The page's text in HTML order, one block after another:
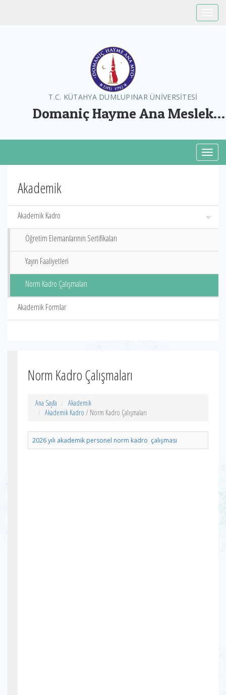
T.C. KÜTAHYA DUMLUPINAR ÜNİVERSİTESİ
Domaniç Hayme Ana Meslek
Akademik
Akademik Kadro
Öğretim Elemanlarının Sertifikaları
Yayın Faaliyetleri
Norm Kadro Çalışmaları
Akademik Formlar
Norm Kadro Çalışmaları
Ana Sayfa
Akademik
Akademik Kadro / Norm Kadro Çalışmaları
2026 yılı akademik personel norm kadro çalışması